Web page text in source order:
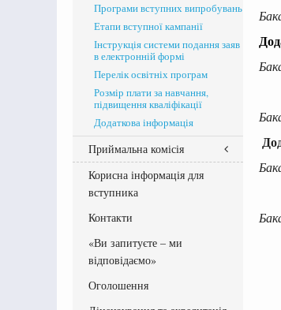
Програми вступних випробувань
Етапи вступної кампанії
Інструкція системи подання заяв
в електронній формі
Перелік освітніх програм
Розмір плати за навчання,
підвищення кваліфікації
Додаткова інформація
Приймальна комісія
Склад Приймальної комісії
Графік роботи приймальної
Документи Приймальної комісії
Корисна інформація для
вступника
Контакти
«Ви запитуєте – ми
відповідаємо»
Оголошення